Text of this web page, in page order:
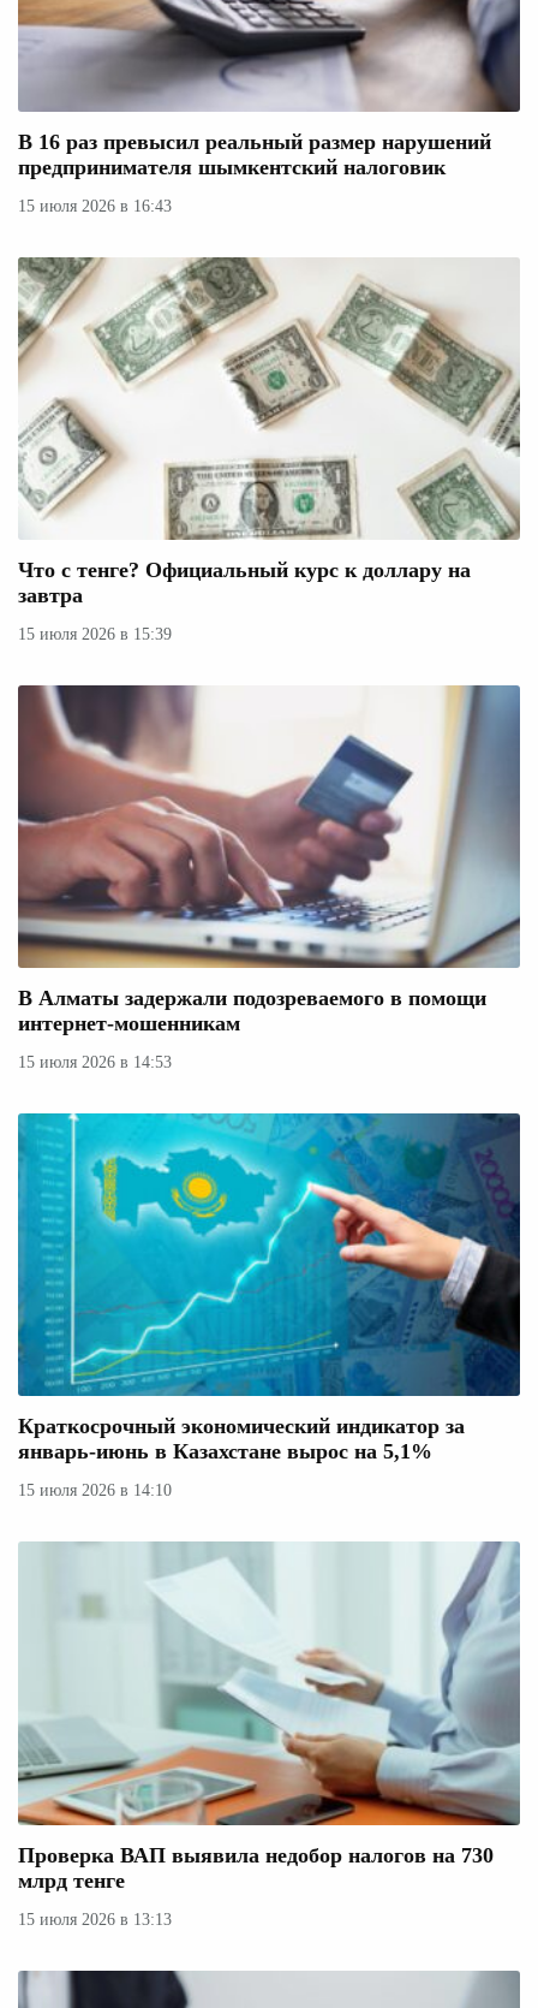
В 16 раз превысил реальный размер нарушений
предпринимателя шымкентский налоговик
15 июля 2026 в 16:43
Что с тенге? Официальный курс к доллару на
завтра
15 июля 2026 в 15:39
В Алматы задержали подозреваемого в помощи
интернет-мошенникам
15 июля 2026 в 14:53
Краткосрочный экономический индикатор за
январь-июнь в Казахстане вырос на 5,1%
15 июля 2026 в 14:10
Проверка ВАП выявила недобор налогов на 730
млрд тенге
15 июля 2026 в 13:13